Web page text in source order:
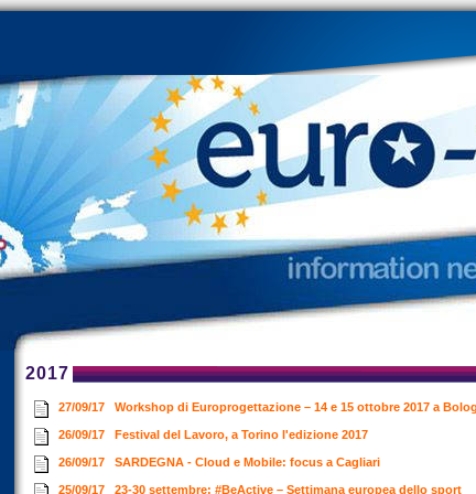
2017
27/09/17 Workshop di Europrogettazione – 14 e 15 ottobre 2017 a
26/09/17 Festival del Lavoro, a Torino l'edizione 2017
26/09/17 SARDEGNA - Cloud e Mobile: focus a Cagliari
25/09/17 23-30 settembre: #BeActive – Settimana europea dello sport